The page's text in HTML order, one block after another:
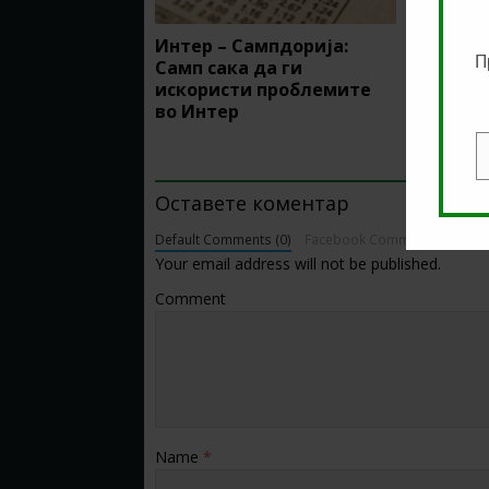
Интер – Сампдорија:
Самп сака да ги
искористи проблемите
во Интер
Оставете коментар
Default Comments (0)
Your email address will not be published.
Comment
Name *